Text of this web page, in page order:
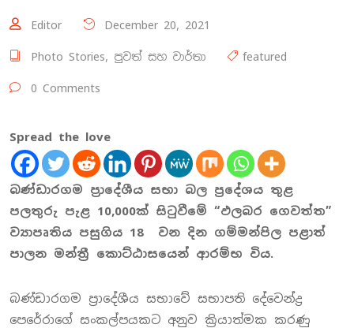
Editor December 20, 2021
Photo Stories, පුවත් සහ වාර්තා featured
0 Comments
Spread the love
බණ්ඩාරගම ප්‍රාදේශීය සභා බල ප්‍රදේශය තුළ
පලතුරු පැළ 10,000ක් සිටුවීමේ “ඵලබර ගෙවත්ත”
ව්‍යාපෘතිය පසුගිය 18 වන දින ගම්මන්පිල පළාත්
පාලන මන්ත්‍රී කොට්ඨාසයෙන් ආරම්භ විය.
බණ්ඩාරගම ප්‍රාදේශීය සභාවේ සභාපති දේවෙන්ද්‍ර
පෙරේරාගේ සංකල්පයකට අනුව ක්‍රියාත්මක කරණු